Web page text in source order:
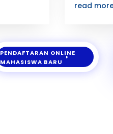
read
PENDAFTARAN ONLINE
MAHASISWA BARU